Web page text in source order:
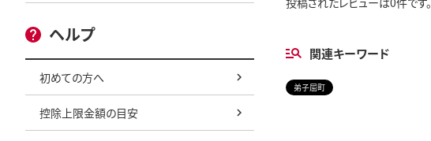
ヘルプ
初めての方へ
控除上限金額の目安
関連キーワード
弟子屈町